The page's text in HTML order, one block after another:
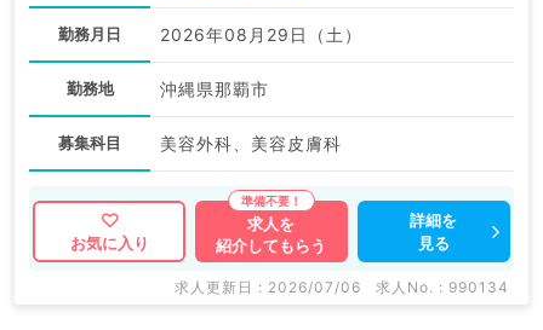
勤務月日 2026年08月29日（土）
勤務地 沖縄県那覇市
募集科目 美容外科、美容皮膚科
お気に入り
求人を
紹介してもらう
詳細を
見る
求人更新日 : 2026/07/06 求人No. : 990134